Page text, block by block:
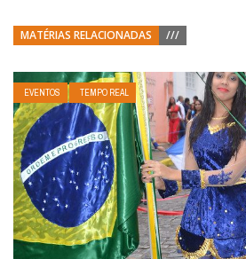
MATÉRIAS RELACIONADAS ///
EVENTOS TEMPO REAL